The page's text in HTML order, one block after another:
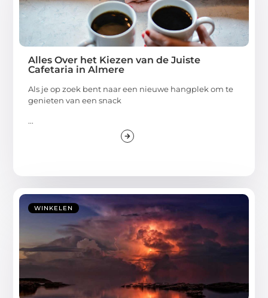
Alles Over het Kiezen van de Juiste
Cafetaria in Almere
Als je op zoek bent naar een nieuwe hangplek om te
genieten van een snack
...
WINKELEN